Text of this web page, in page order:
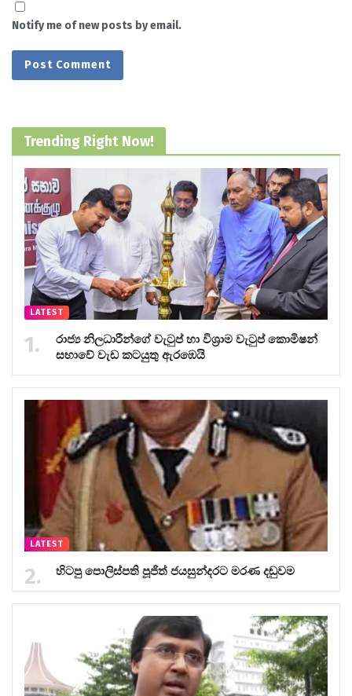
Notify me of new posts by email.
Trending Right Now!
LATEST
රාජ්‍ය නිලධාරීන්ගේ වැටුප් හා විශ්‍රාම වැටුප් කොමිෂන්
සභාවේ වැඩ කටයුතු ඇරඹෙයි
LATEST
හිටපු පොලිස්පති පූජිත් ජයසුන්දරට මරණ දඬුවම